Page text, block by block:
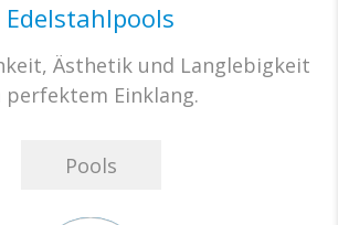
Edelstahlpools
Ästhetik und Langlebigkeit
perfektem Einklang.
Pools